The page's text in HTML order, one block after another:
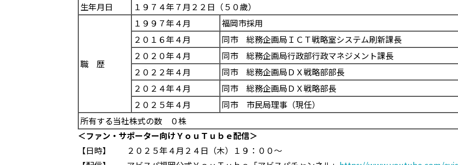
生年月日
１９７４年７月２２日（５０歲）
職 歴
１９９７年４月
福岡市採用
２０１６年４月
同市 総務企画局ＩＣＴ戦略室システム刷新課長
２０２０年４月
同市 総務企画局行政部行政マネジメント課長
２０２２年４月
同市 総務企画局ＤＸ戦略部部長
２０２４年４月
同市 総務企画局ＤＸ戦略部長
２０２５年４月
同市 市民局理事（現任）
所有する当社株式の数 ０株
＜ファン・サポーター向けＹｏｕＴｕｂｅ配信＞
【日時】
２０２５年４月２４日（木）１９：００～